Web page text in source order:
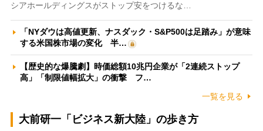
シアホールディングスがストップ安をつけるな…
「NYダウは高値更新、ナスダック・S&P500は足踏み」が意味
する米国株市場の変化 半…
【歴史的な爆騰劇】時価総額10兆円企業が「2連続ストップ
高」「制限値幅拡大」の衝撃 フ…
一覧を見る
大前研一「ビジネス新大陸」の歩き方